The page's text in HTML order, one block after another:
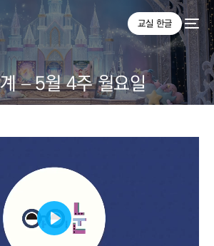
교실 한글
– 5월 4주 월요일
Play